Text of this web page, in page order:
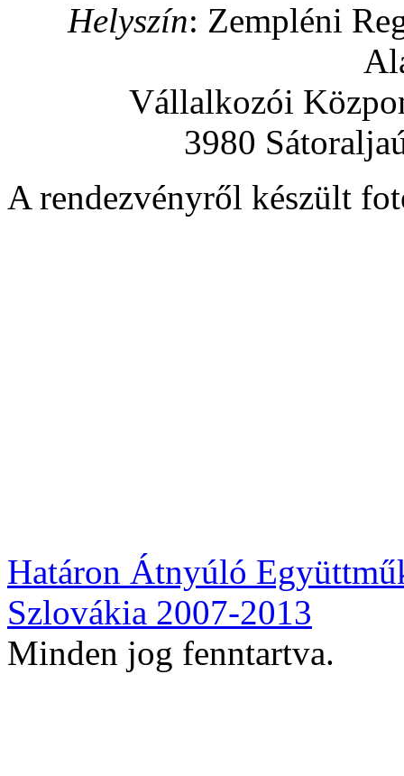
Helyszín: Zempléni
Vállalkozói
3980
A rendezvényről készült
Határon Átnyúló
Szlovákia 2007-2013
Minden jog fenntartva.